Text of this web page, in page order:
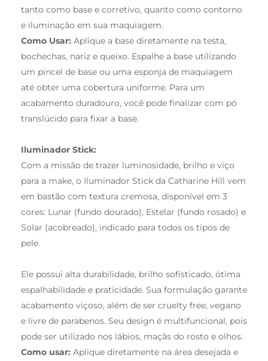
tanto como base e corretivo, quanto como contorno
e iluminação em sua maquiagem.
Como Usar: Aplique a base diretamente na testa,
bochechas, nariz e queixo. Espalhe a base utilizando
um pincel de base ou uma esponja de maquiagem
até obter uma cobertura uniforme. Para um
acabamento duradouro, você pode finalizar com pó
translúcido para fixar a base.
Iluminador Stick:
Com a missão de trazer luminosidade, brilho e viço
para a make, o Iluminador Stick da Catharine Hill vem
em bastão com textura cremosa, disponível em 3
cores: Lunar (fundo dourado), Estelar (fundo rosado) e
Solar (acobreado), indicado para todos os tipos de
pele.
Ele possui alta durabilidade, brilho sofisticado, ótima
espalhabilidade e praticidade. Sua formulação garante
acabamento viçoso, além de ser cruelty free, vegano
e livre de parabenos. Seu design é multifuncional, pois
pode ser utilizado nos lábios, maçãs do rosto e olhos.
Como usar: Aplique diretamente na área desejada e